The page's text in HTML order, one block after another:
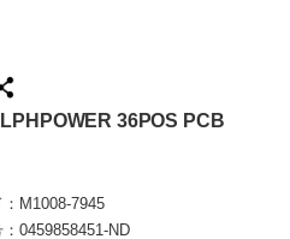
36POS PCB
M1008-7945
0459858451-ND